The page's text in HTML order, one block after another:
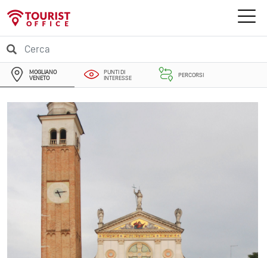
MOGLIANO
VENETO
PUNTI DI
INTERESSE
PERCORSI